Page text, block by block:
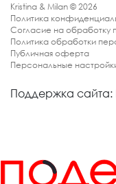
Kristina & Milan © 2026
Политика
Согласие на обработку
Политика обработки
Публичная оферта
Персональные
Поддержка сайта: